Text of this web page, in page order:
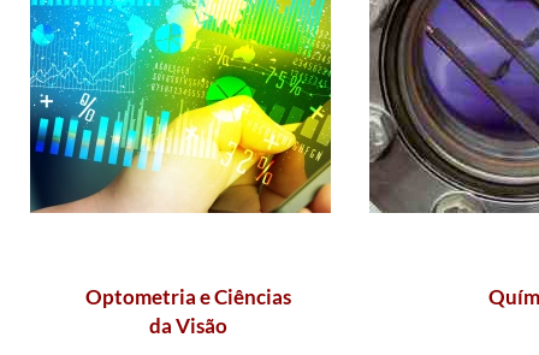
Optometria e Ciências
da Visão